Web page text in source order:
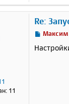
11
Re:
С
о
Максим